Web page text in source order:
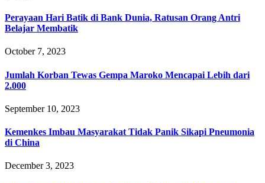
Perayaan Hari Batik di Bank Dunia, Ratusan Orang Antri
Belajar Membatik
October 7, 2023
Jumlah Korban Tewas Gempa Maroko Mencapai Lebih dari
2.000
September 10, 2023
Kemenkes Imbau Masyarakat Tidak Panik Sikapi Pneumonia
di China
December 3, 2023